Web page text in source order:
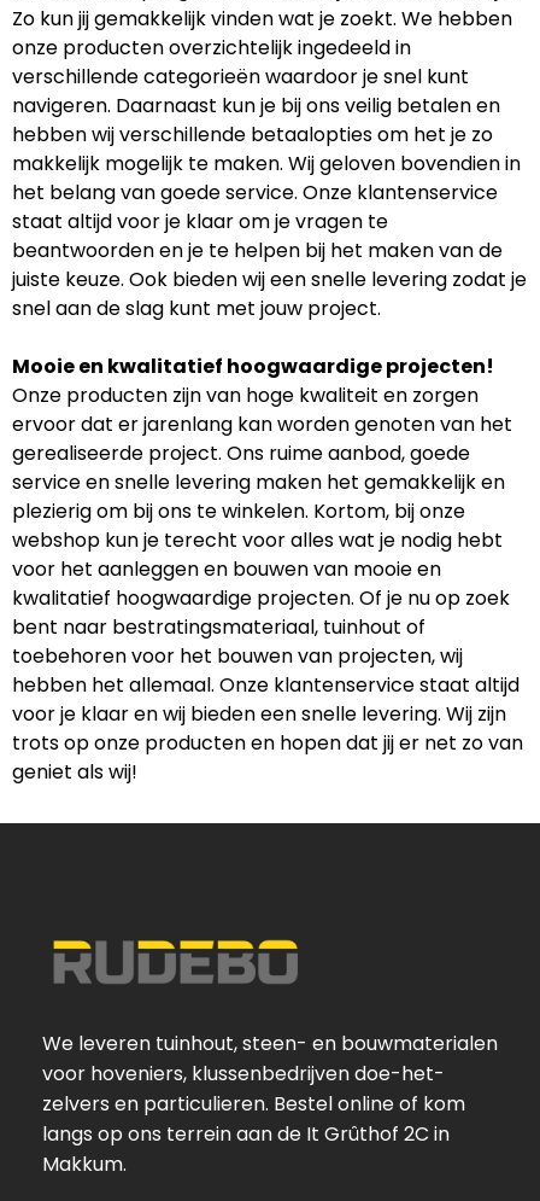
Zo kun jij gemakkelijk vinden wat je zoekt. We hebben
onze producten overzichtelijk ingedeeld in
verschillende categorieën waardoor je snel kunt
navigeren. Daarnaast kun je bij ons veilig betalen en
hebben wij verschillende betaalopties om het je zo
makkelijk mogelijk te maken. Wij geloven bovendien in
het belang van goede service. Onze klantenservice
staat altijd voor je klaar om je vragen te
beantwoorden en je te helpen bij het maken van de
juiste keuze. Ook bieden wij een snelle levering zodat je
snel aan de slag kunt met jouw project.
Mooie en kwalitatief hoogwaardige projecten!
Onze producten zijn van hoge kwaliteit en zorgen
ervoor dat er jarenlang kan worden genoten van het
gerealiseerde project. Ons ruime aanbod, goede
service en snelle levering maken het gemakkelijk en
plezierig om bij ons te winkelen. Kortom, bij onze
webshop kun je terecht voor alles wat je nodig hebt
voor het aanleggen en bouwen van mooie en
kwalitatief hoogwaardige projecten. Of je nu op zoek
bent naar bestratingsmateriaal, tuinhout of
toebehoren voor het bouwen van projecten, wij
hebben het allemaal. Onze klantenservice staat altijd
voor je klaar en wij bieden een snelle levering. Wij zijn
trots op onze producten en hopen dat jij er net zo van
geniet als wij!
We leveren tuinhout, steen- en bouwmaterialen
voor hoveniers, klussenbedrijven doe-het-
zelvers en particulieren. Bestel online of kom
langs op ons terrein aan de It Grûthof 2C in
Makkum.